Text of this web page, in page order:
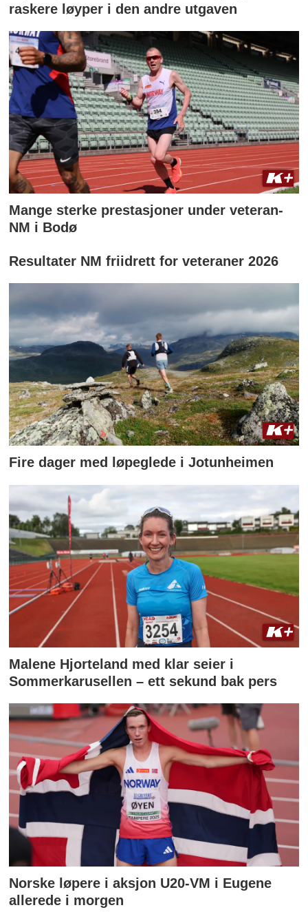
raskere løyper i den andre utgaven
Mange sterke prestasjoner under veteran-
NM i Bodø
Resultater NM friidrett for veteraner 2026
Fire dager med løpeglede i Jotunheimen
Malene Hjorteland med klar seier i
Sommerkarusellen – ett sekund bak pers
Norske løpere i aksjon U20-VM i Eugene
allerede i morgen